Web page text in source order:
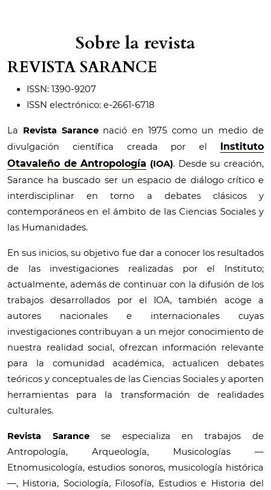
Sobre la revista
REVISTA SARANCE
ISSN: 1390-9207
ISSN electrónico: e-2661-6718
La Revista Sarance nació en 1975 como un medio de
divulgación científica creada por el
Instituto
Otavaleño de Antropología (IOA). Desde su creación,
Sarance ha buscado ser un espacio de diálogo crítico e
interdisciplinar en torno a debates clásicos y
contemporáneos en el ámbito de las Ciencias Sociales y
las Humanidades.
En sus inicios, su objetivo fue dar a conocer los resultados
de las investigaciones realizadas por el Instituto;
actualmente, además de continuar con la difusión de los
trabajos desarrollados por el IOA, también acoge a
autores nacionales e internacionales cuyas
investigaciones contribuyan a un mejor conocimiento de
nuestra realidad social, ofrezcan información relevante
para la comunidad académica, actualicen debates
teóricos y conceptuales de las Ciencias Sociales y aporten
herramientas para la transformación de realidades
culturales.
Revista Sarance
se especializa en trabajos de
Antropología, Arqueología, Musicologías —
Etnomusicología, estudios sonoros, musicología histórica
—, Historia, Sociología, Filosofía, Estudios e Historia del